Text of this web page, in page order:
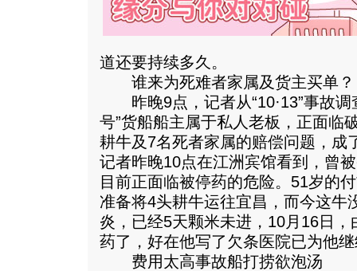
道还要持续多久。
谁来为死难者家属及货主买单？
昨晚9点，记者从“10·13”事故调
号”货船船主属于私人老板，正面临
耕牛及7名死者家属的赔偿问题，成
记者昨晚10点在江洲宾馆看到，曾
目前正面临被停药的危险。51岁的
准备将4头耕牛运往宜昌，而今这牛
炎，已经5天颗米未进，10月16日
药了，好在他写了欠条医院已为他
费用太高事故船打捞欲泡汤